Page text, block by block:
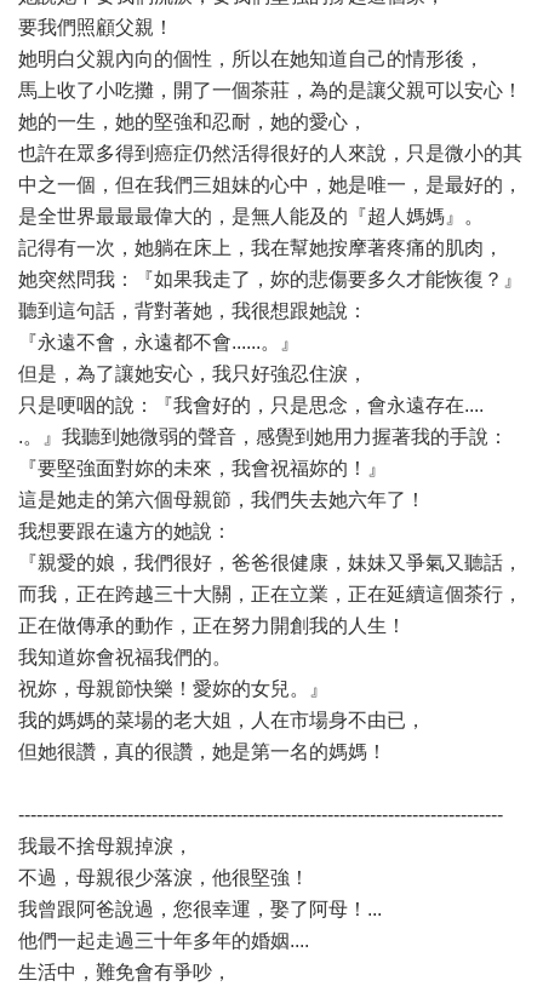
要我們照顧父親！
她明白父親內向的個性，所以在她知道自己的情形後，
馬上收了小吃攤，開了一個茶莊，為的是讓父親可以安心！
她的一生，她的堅強和忍耐，她的愛心，
也許在眾多得到癌症仍然活得很好的人來說，只是微小的其
中之一個，但在我們三姐妹的心中，她是唯一，是最好的，
是全世界最最最偉大的，是無人能及的『超人媽媽』。
記得有一次，她躺在床上，我在幫她按摩著疼痛的肌肉，
她突然問我：『如果我走了，妳的悲傷要多久才能恢復？』
聽到這句話，背對著她，我很想跟她說：
『永遠不會，永遠都不會......。』
但是，為了讓她安心，我只好強忍住淚，
只是哽咽的說：『我會好的，只是思念，會永遠存在....
.。』我聽到她微弱的聲音，感覺到她用力握著我的手說：
『要堅強面對妳的未來，我會祝福妳的！』
這是她走的第六個母親節，我們失去她六年了！
我想要跟在遠方的她說：
『親愛的娘，我們很好，爸爸很健康，妹妹又爭氣又聽話，
而我，正在跨越三十大關，正在立業，正在延續這個茶行，
正在做傳承的動作，正在努力開創我的人生！
我知道妳會祝福我們的。
祝妳，母親節快樂！愛妳的女兒。』
我的媽媽的菜場的老大姐，人在市場身不由已，
但她很讚，真的很讚，她是第一名的媽媽！
--------------------------------------------------------------------------------
我最不捨母親掉淚，
不過，母親很少落淚，他很堅強！
我曾跟阿爸說過，您很幸運，娶了阿母！...
他們一起走過三十年多年的婚姻....
生活中，難免會有爭吵，